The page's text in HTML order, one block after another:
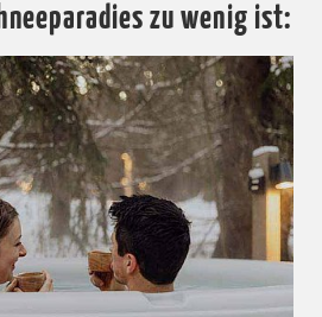
zu wenig ist: